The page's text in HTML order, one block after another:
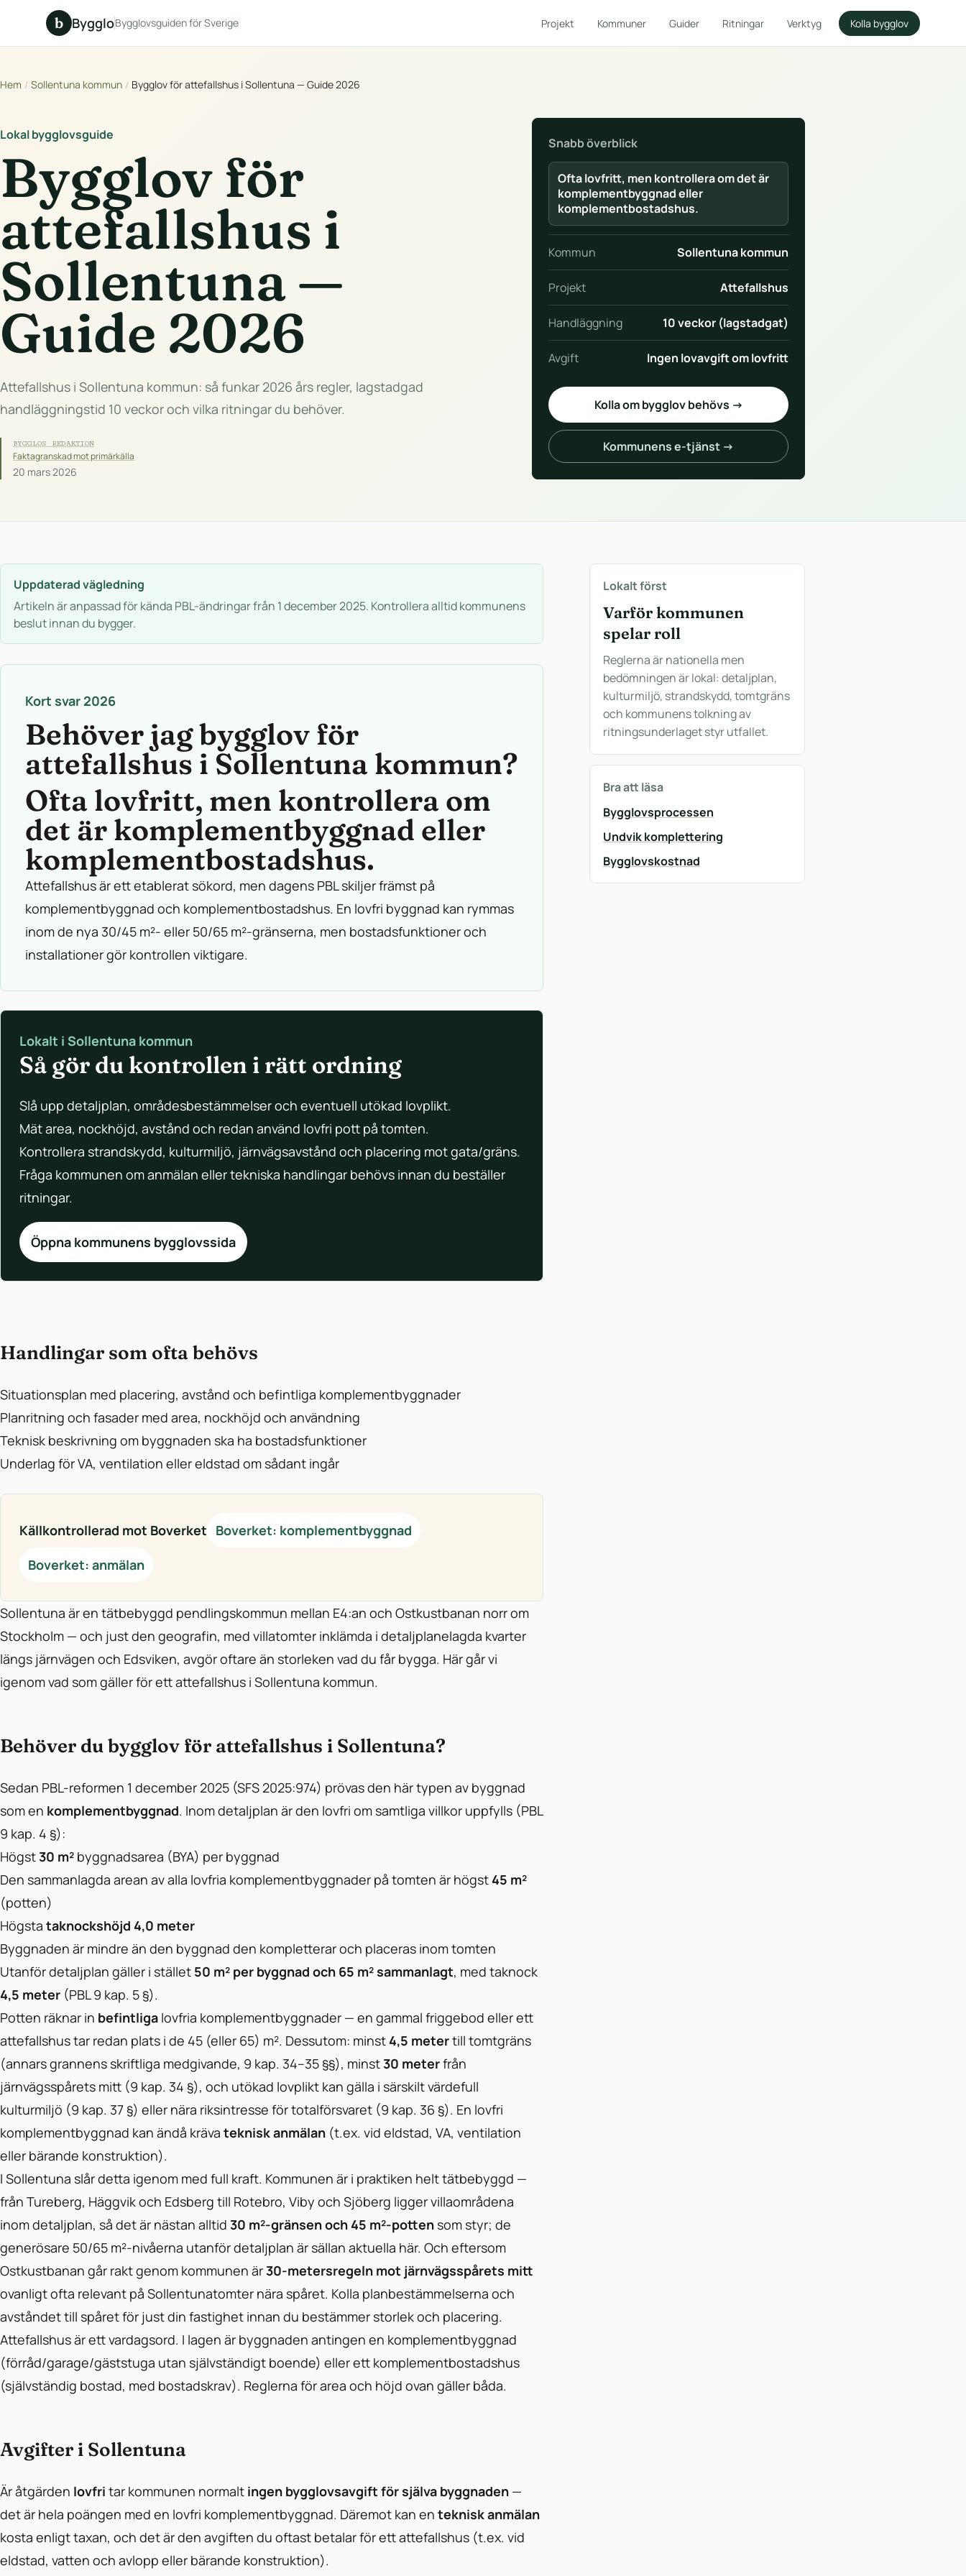
b ByggloBygglovsguiden för Sverige Projekt Kommuner Guider Ritningar Verktyg Kolla bygglov
Hem / Sollentuna kommun / Bygglov för attefallshus i Sollentuna — Guide 2026
Lokal bygglovsguide
Bygglov för
attefallshus i
Sollentuna —
Guide 2026
Attefallshus i Sollentuna kommun: så funkar 2026 års regler, lagstadgad
handläggningstid 10 veckor och vilka ritningar du behöver.
BYGGLOS REDAKTION
Faktagranskad mot primärkälla
20 mars 2026
Snabb överblick
Ofta lovfritt, men kontrollera om det är
komplementbyggnad eller
komplementbostadshus.
Kommun Sollentuna kommun
Projekt Attefallshus
Handläggning 10 veckor (lagstadgat)
Avgift Ingen lovavgift om lovfritt
Kolla om bygglov behövs →
Kommunens e-tjänst →
Uppdaterad vägledning
Artikeln är anpassad för kända PBL-ändringar från 1 december 2025. Kontrollera alltid kommunens
beslut innan du bygger.
Kort svar 2026
Behöver jag bygglov för
attefallshus i Sollentuna kommun?
Ofta lovfritt, men kontrollera om
det är komplementbyggnad eller
komplementbostadshus.
Attefallshus är ett etablerat sökord, men dagens PBL skiljer främst på
komplementbyggnad och komplementbostadshus. En lovfri byggnad kan rymmas
inom de nya 30/45 m²- eller 50/65 m²-gränserna, men bostadsfunktioner och
installationer gör kontrollen viktigare.
Lokalt i Sollentuna kommun
Så gör du kontrollen i rätt ordning
Slå upp detaljplan, områdesbestämmelser och eventuell utökad lovplikt.
Mät area, nockhöjd, avstånd och redan använd lovfri pott på tomten.
Kontrollera strandskydd, kulturmiljö, järnvägsavstånd och placering mot gata/gräns.
Fråga kommunen om anmälan eller tekniska handlingar behövs innan du beställer
ritningar.
Öppna kommunens bygglovssida
Handlingar som ofta behövs
Situationsplan med placering, avstånd och befintliga komplementbyggnader
Planritning och fasader med area, nockhöjd och användning
Teknisk beskrivning om byggnaden ska ha bostadsfunktioner
Underlag för VA, ventilation eller eldstad om sådant ingår
Källkontrollerad mot Boverket Boverket: komplementbyggnad
Boverket: anmälan
Sollentuna är en tätbebyggd pendlingskommun mellan E4:an och Ostkustbanan norr om
Stockholm — och just den geografin, med villatomter inklämda i detaljplanelagda kvarter
längs järnvägen och Edsviken, avgör oftare än storleken vad du får bygga. Här går vi
igenom vad som gäller för ett attefallshus i Sollentuna kommun.
Behöver du bygglov för attefallshus i Sollentuna?
Sedan PBL-reformen 1 december 2025 (SFS 2025:974) prövas den här typen av byggnad
som en komplementbyggnad. Inom detaljplan är den lovfri om samtliga villkor uppfylls (PBL
9 kap. 4 §):
Högst30 m² byggnadsarea (BYA) per byggnad
Den sammanlagda arean av alla lovfria komplementbyggnader på tomten är högst 45 m²
(potten)
Högsta taknockshöjd 4,0 meter
Byggnaden är mindre än den byggnad den kompletterar och placeras inom tomten
Utanför detaljplan gäller i stället 50 m² per byggnad och 65 m² sammanlagt, med taknock
4,5 meter (PBL 9 kap. 5 §).
Potten räknar in befintliga lovfria komplementbyggnader — en gammal friggebod eller ett
attefallshus tar redan plats i de 45 (eller 65) m². Dessutom: minst 4,5 metertill tomtgräns
(annars grannens skriftliga medgivande, 9 kap. 34–35 §§), minst30 meterfrån
järnvägsspårets mitt (9 kap. 34 §), och utökad lovplikt kan gälla i särskilt värdefull
kulturmiljö (9 kap. 37 §) eller nära riksintresse för totalförsvaret (9 kap. 36 §). En lovfri
komplementbyggnad kan ändå kräva teknisk anmälan (t.ex. vid eldstad, VA, ventilation
eller bärande konstruktion).
I Sollentuna slår detta igenom med full kraft. Kommunen är i praktiken helt tätbebyggd —
från Tureberg, Häggvik och Edsberg till Rotebro, Viby och Sjöberg ligger villaområdena
inom detaljplan, så det är nästan alltid 30 m²-gränsen och 45 m²-potten som styr; de
generösare 50/65 m²-nivåerna utanför detaljplan är sällan aktuella här. Och eftersom
Ostkustbanan går rakt genom kommunen är30-metersregeln mot järnvägsspårets mitt
ovanligt ofta relevant på Sollentunatomter nära spåret. Kolla planbestämmelserna och
avståndet till spåret för just din fastighet innan du bestämmer storlek och placering.
Attefallshus är ett vardagsord. I lagen är byggnaden antingen en komplementbyggnad
(förråd/garage/gäststuga utan självständigt boende) eller ett komplementbostadshus
(självständig bostad, med bostadskrav). Reglerna för area och höjd ovan gäller båda.
Avgifter i Sollentuna
Är åtgärden lovfri tar kommunen normalt ingen bygglovsavgift för själva byggnaden —
det är hela poängen med en lovfri komplementbyggnad. Däremot kan en teknisk anmälan
kosta enligt taxan, och det är den avgiften du oftast betalar för ett attefallshus (t.ex. vid
eldstad, vatten och avlopp eller bärande konstruktion).
Lokalt först
Varför kommunen
spelar roll
Reglerna är nationella men
bedömningen är lokal: detaljplan,
kulturmiljö, strandskydd, tomtgräns
och kommunens tolkning av
ritningsunderlaget styr utfallet.
Bra att läsa
Bygglovsprocessen
Undvik komplettering
Bygglovskostnad